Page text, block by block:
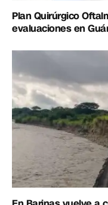
Plan Quirúrgico
evaluaciones en